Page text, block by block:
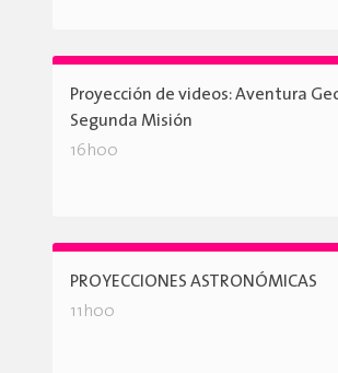
Proyección de videos: Aventura
Segunda Misión
16h00
PROYECCIONES ASTRONÓMICAS
11h00